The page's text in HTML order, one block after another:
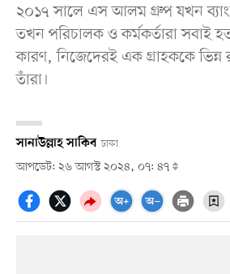
২০১৭ সালে এস আলম গ্রুপ যখন
তখন পরিচালক ও কর্মকর্তারা সবাই
কারণ, নিজেদেরই এক গ্রাহককে
তাঁরা।
সানাউল্লাহ সাকিব ঢাকা
আপডেট: ২৬ আগস্ট ২০২৪, ০৭: ৪৭